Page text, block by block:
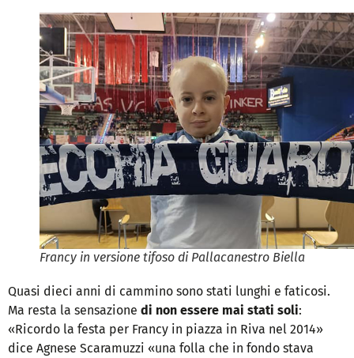
Francy in versione tifoso di Pallacanestro Biella
Quasi dieci anni di cammino sono stati lunghi e faticosi.
Ma resta la sensazione di non essere mai stati soli:
«Ricordo la festa per Francy in piazza in Riva nel 2014»
dice Agnese Scaramuzzi «una folla che in fondo stava